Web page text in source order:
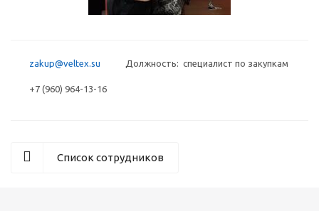
zakup@veltex.su Должность: специалист по закупкам
+7 (960) 964-13-16
Список сотрудников